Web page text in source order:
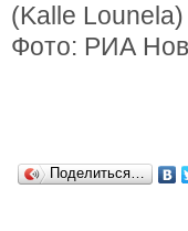
(Kalle Lounela)
Фото: РИА
Поделиться…